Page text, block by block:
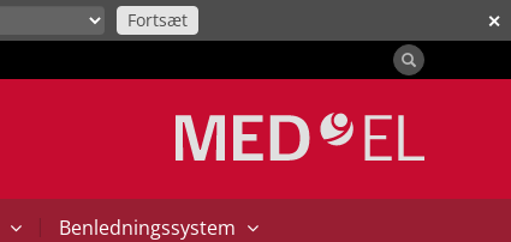
✕
Fortsæt
| Benledningssystem